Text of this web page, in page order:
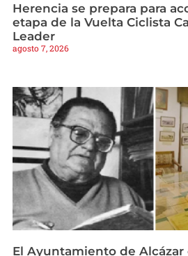
Herencia se prepara para
etapa de la Vuelta Ciclista
Leader
agosto 7, 2026
El Ayuntamiento de Alcázar